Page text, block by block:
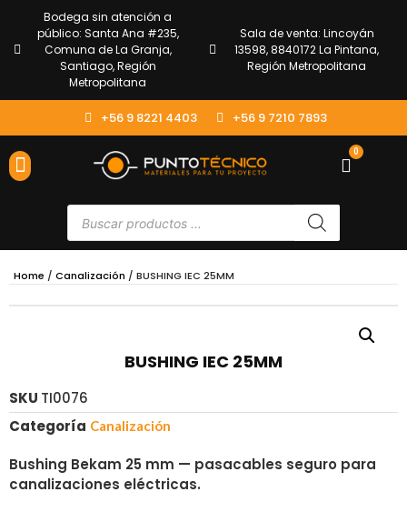
Bodega sin atención a
público: Santa Ana #235,
Comuna de La Granja,
Santiago, Región
Metropolitana
Sala de venta: Lincoyán
13598, 8840172 La Pintana,
Región Metropolitana
+56 9 8221 4403 +56 9 7210 7893
0
Home / Canalización / BUSHING IEC 25MM
BUSHING IEC 25MM
SKU TI0076
Categoría Canalización
Bushing Bekam 25 mm — pasacables seguro para
canalizaciones eléctricas.